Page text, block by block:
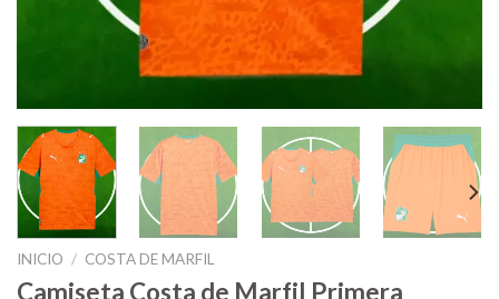
INICIO / COSTA DE MARFIL
Camiseta Costa de Marfil Primera